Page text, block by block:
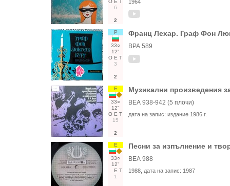
О Е Т
6
2
1964
Р
33○
12"
О Е Т
3
2
Франц Лехар. Граф Фон
ВРА 589
Е
33○
12"
О Е Т
15
2
Музикални произведения
ВЕА 938-942 (5 плочи)
дата на запис: издание 1986 г.
Е
33○
12"
Е Т
1
Песни за изпълнение и
ВЕА 988
1988 , дата на запис: 1987